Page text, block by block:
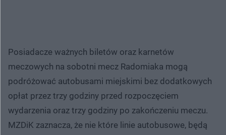
Posiadacze ważnych biletów oraz karnetów
meczowych na sobotni mecz Radomiaka mogą
podróżować autobusami miejskimi bez dodatkowych
opłat przez trzy godziny przed rozpoczęciem
wydarzenia oraz trzy godziny po zakończeniu meczu.
MZDiK zaznacza, że nie które linie autobusowe, będą